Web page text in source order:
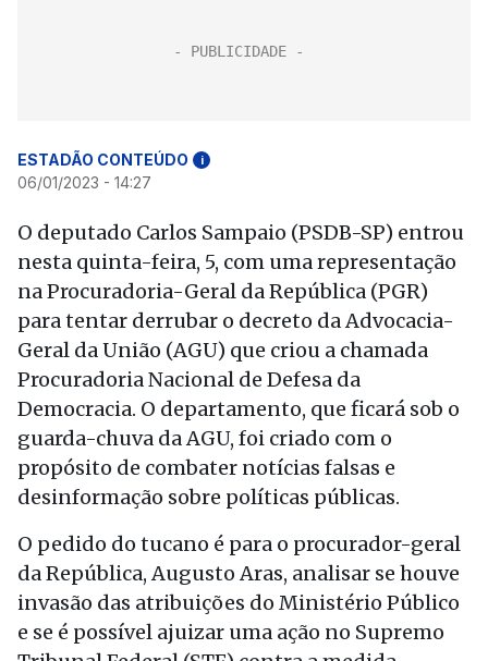
ESTADÃO CONTEÚDO i
06/01/2023 - 14:27
O deputado Carlos Sampaio (PSDB-SP) entrou
nesta quinta-feira, 5, com uma representação
na Procuradoria-Geral da República (PGR)
para tentar derrubar o decreto da Advocacia-
Geral da União (AGU) que criou a chamada
Procuradoria Nacional de Defesa da
Democracia. O departamento, que ficará sob o
guarda-chuva da AGU, foi criado com o
propósito de combater notícias falsas e
desinformação sobre políticas públicas.
O pedido do tucano é para o procurador-geral
da República, Augusto Aras, analisar se houve
invasão das atribuições do Ministério Público
e se é possível ajuizar uma ação no Supremo